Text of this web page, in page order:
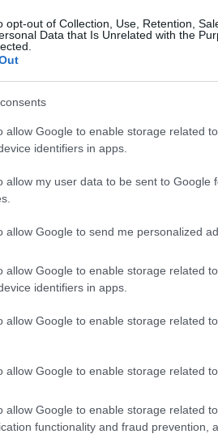
opt-out of Collection, Use, Retention,
Data that Is Unrelated with the
allow Google to enable storage related
identifiers in apps.
allow my user data to be sent to Google
allow Google to send me personalized
allow Google to enable storage related
identifiers in apps.
allow Google to enable storage related
allow Google to enable storage related
allow Google to enable storage related
functionality and fraud prevention,
ΕΛΛΑΔΑ
Ευβοίας